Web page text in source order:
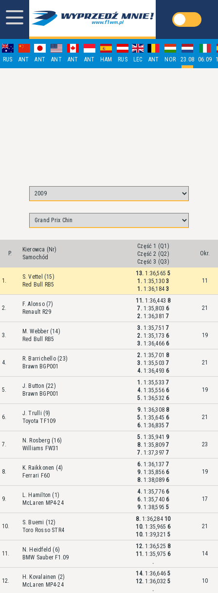
RUS ANT ANT ANT ANT ANT HAM RUS LEC ANT NOR 23.08 06.09
P.
Kierowca (Nr)
Samochód
Część 1 (Q1)
Część 2 (Q2)
Część 3 (Q3)
Okr.
1.
S. Vettel (15)
Red Bull RB5
13. 1:36,5655
1. 1:35,1303
1. 1:36,1843
11
2.
F. Alonso (7)
Renault R29
11. 1:36,443 8
7. 1:35,803 6
2. 1:36,3817
21
3.
M. Webber (14)
Red Bull RB5
3. 1:35,7517
2. 1:35,173 6
3. 1:36,466 6
19
4.
R. Barrichello (23)
Brawn BGP001
2. 1:35,701 8
3. 1:35,5037
4. 1:36,493 6
21
5.
J. Button (22)
Brawn BGP001
1. 1:35,5337
4. 1:35,556 6
5. 1:36,532 6
19
6.
J. Trulli (9)
Toyota TF109
9. 1:36,308 8
5. 1:35,645 6
6. 1:36,8357
21
7.
N. Rosberg (16)
Williams FW31
5. 1:35,941 9
8. 1:35,8097
7. 1:37,3977
23
8.
K. Raikkonen (4)
Ferrari F60
6. 1:36,1377
9. 1:35,856 6
8. 1:38,089 6
19
9.
L. Hamilton (1)
McLaren MP4-24
4. 1:35,776 6
6. 1:35,740 6
9. 1:38,5955
17
10.
S. Buemi (12)
Toro Rosso STR4
8. 1:36,284 10
10. 1:35,965 6
10. 1:39,3215
21
11.
N. Heidfeld (6)
BMW Sauber F1.09
12. 1:36,525 8
11. 1:35,975 6
.
14
12.
H. Kovalainen (2)
McLaren MP4-24
14. 1:36,6465
12. 1:36,0325
.
10